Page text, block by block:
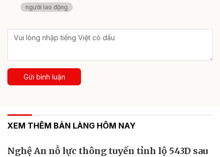
người lao động
Gửi bình luận
XEM THÊM BẢN LÀNG HÔM NAY
Nghệ An nỗ lực thông tuyến tỉnh lộ 543D sau